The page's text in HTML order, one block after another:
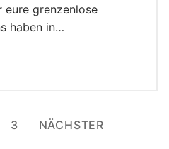
grenzenlose
haben in…
3 NÄCHSTER